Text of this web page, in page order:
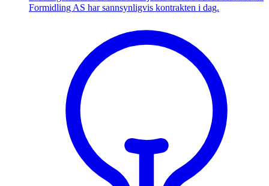
Formidling AS har sannsynligvis kontrakten i dag.